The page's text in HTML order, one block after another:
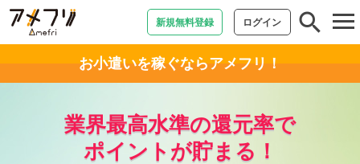
新規無料登録 ログイン
お小遣いを稼ぐならアメフリ！
業界最高水準の還元率で
ポイントが貯まる！